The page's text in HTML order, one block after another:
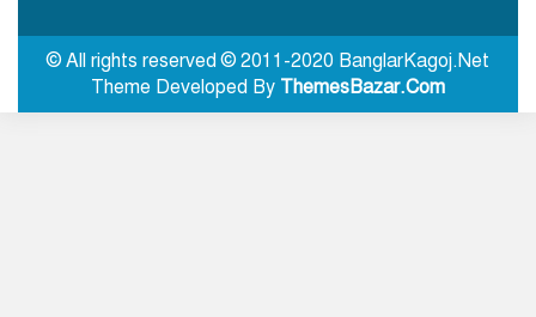
জাজিরায় বাঁশ কাটাকে কেন্দ্র করে
হামলা, নারীসহ আহত ৩
© All rights reserved © 2011-2020 BanglarKagoj.Net
Theme Developed By ThemesBazar.Com